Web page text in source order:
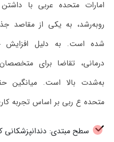
امارات متحده عربی با
روبه‌رشد، به یکی از مقاصد
شده است. به دلیل
درمانی، تقاضا برای
به‌شدت بالا است. میانگین
متحده ع ربی بر اساس تجربه
سطح مبتدی: دندانپزشکانی